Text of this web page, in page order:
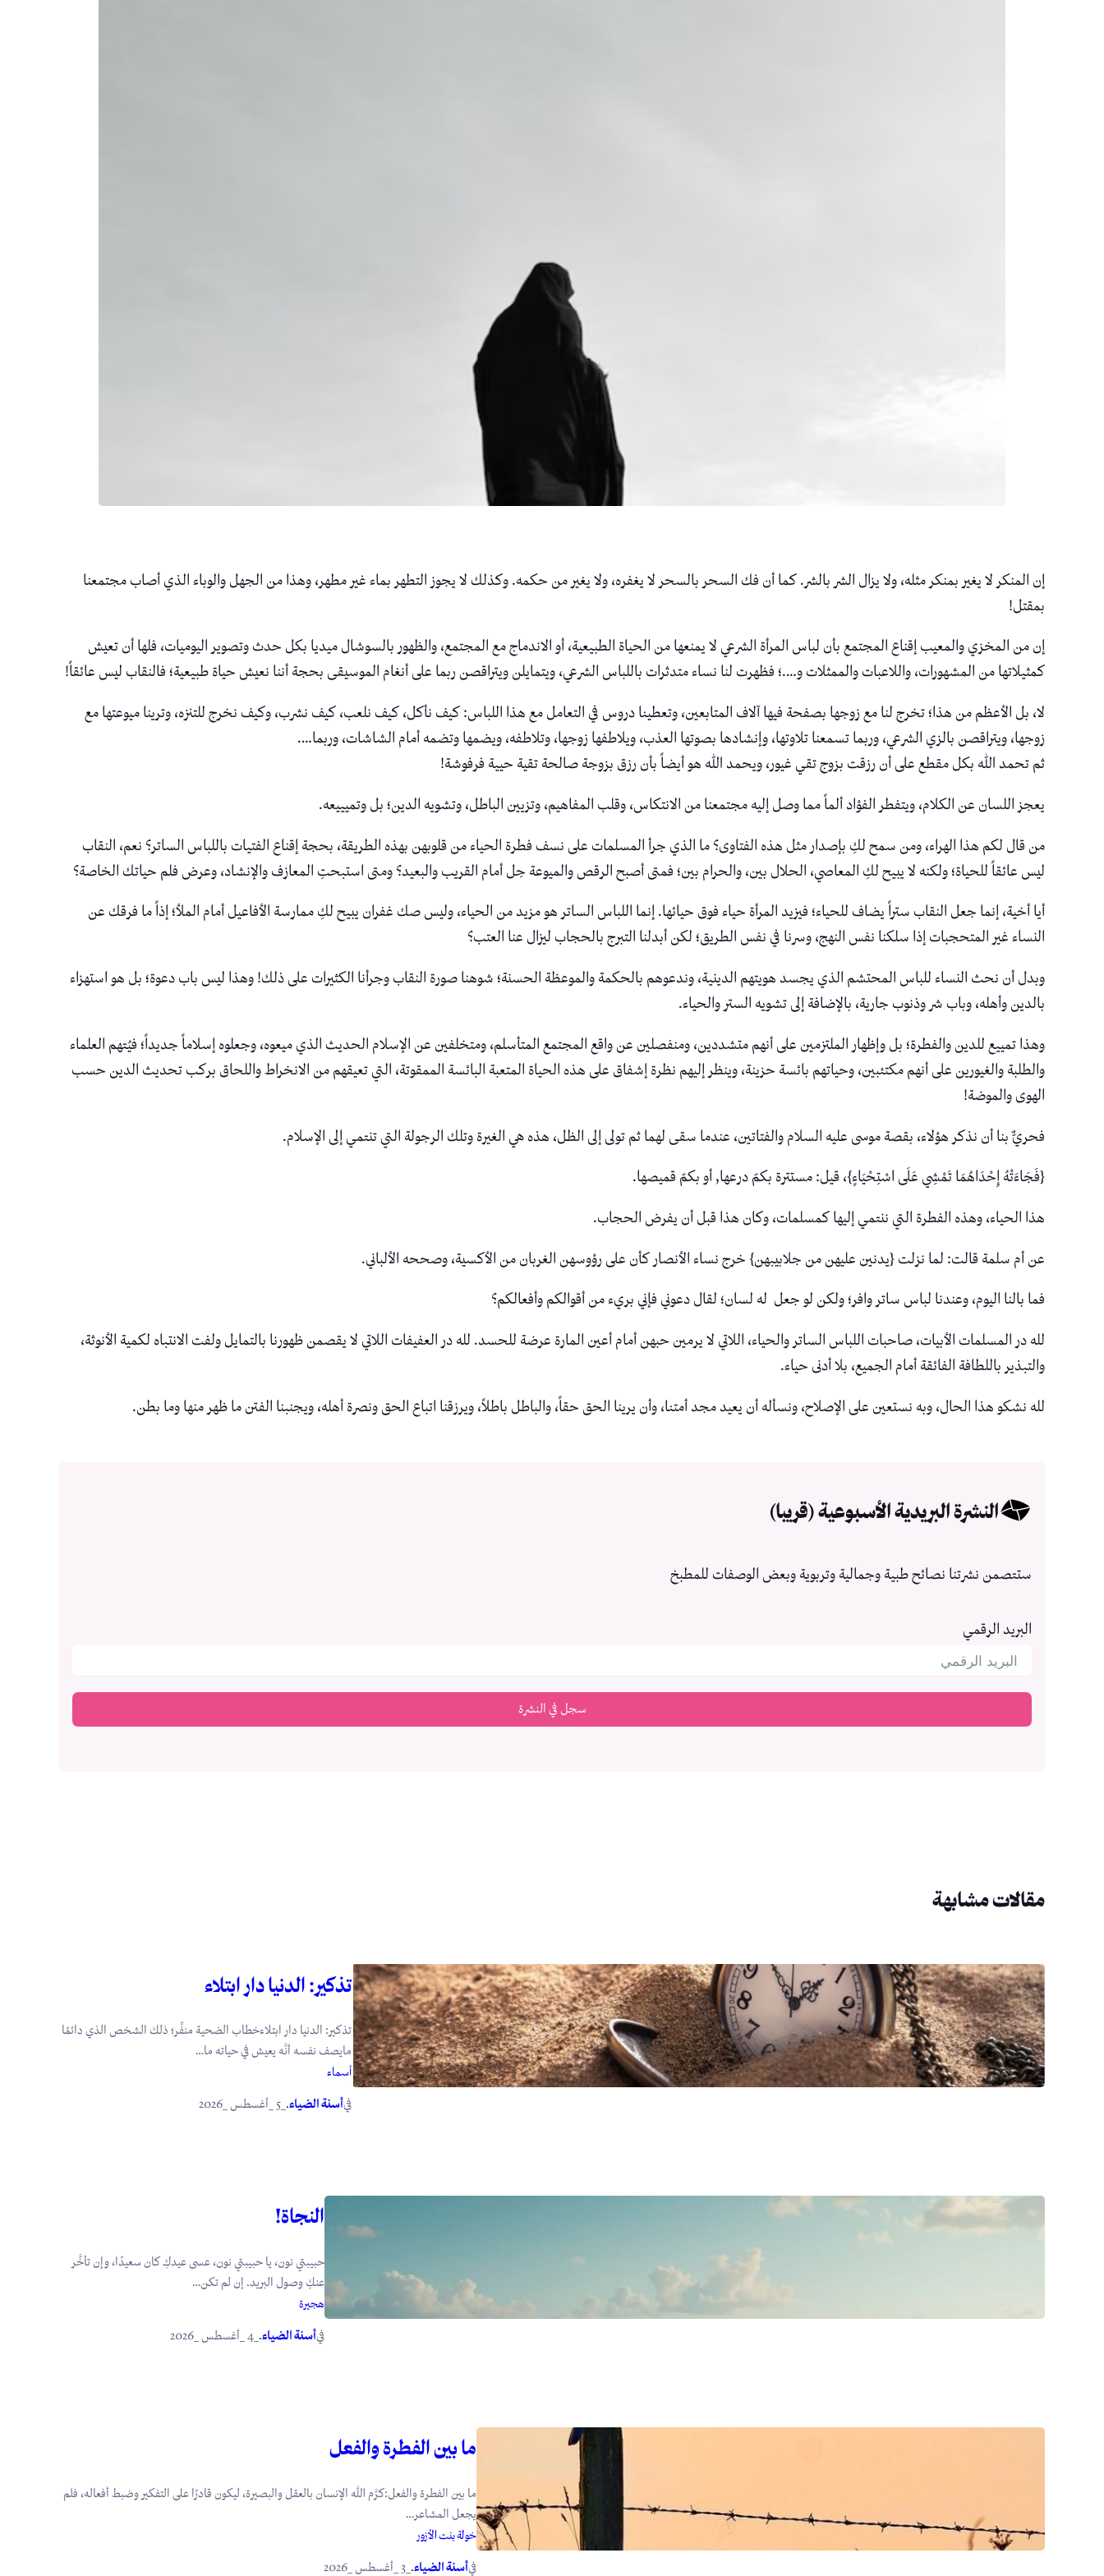
إن المنكر لا يغير بمنكر مثله، ولا يزال الشر بالشر. كما أن فك السحر بالسحر لا يغفره، ولا يغير من حكمه. وكذلك لا يجوز التطهر بماء غير مطهر، وهذا من الجهل والوباء الذي أصاب مجتمعنا
بمقتل!
إن من المخزي والمعيب إقناع المجتمع بأن لباس المرأة الشرعي لا يمنعها من الحياة الطبيعية، أو الاندماج مع المجتمع، والظهور بالسوشال ميديا بكل حدث وتصوير اليوميات، فلها أن تعيش
كمثيلاتها من المشهورات، واللاعبات والممثلات و….؛ فظهرت لنا نساء متدثرات باللباس الشرعي، ويتمايلن ويتراقصن ربما على أنغام الموسيقى بحجة أننا نعيش حياة طبيعية؛ فالنقاب ليس عائقاً!
لا، بل الأعظم من هذا؛ تخرج لنا مع زوجها بصفحة فيها آلاف المتابعين، وتعطينا دروس في التعامل مع هذا اللباس: كيف نأكل، كيف نلعب، كيف نشرب، وكيف نخرج للتنزه، وترينا ميوعتها مع
زوجها، ويتراقصن بالزي الشرعي، وربما تسمعنا تلاوتها، وإنشادها بصوتها العذب، ويلاطفها زوجها، وتلاطفه، ويضمها وتضمه أمام الشاشات، وربما….
ثم تحمد الله بكل مقطع على أن رزقت بزوج تقي غيور، ويحمد الله هو أيضاً بأن رزق بزوجة صالحة تقية حيية فرفوشة!
يعجز اللسان عن الكلام، ويتفطر الفؤاد ألماً مما وصل إليه مجتمعنا من الانتكاس، وقلب المفاهيم، وتزيين الباطل، وتشويه الدين؛ بل وتميييعه.
من قال لكم هذا الهراء، ومن سمح لكِ بإصدار مثل هذه الفتاوى؟ ما الذي جرأ المسلمات على نسف فطرة الحياء من قلوبهن بهذه الطريقة، بحجة إقناع الفتيات باللباس الساتر؟ نعم، النقاب
ليس عائقاً للحياة؛ ولكنه لا يبيح لكِ المعاصي، الحلال بين، والحرام بين؛ فمتى أصبح الرقص والميوعة حِل أمام القريب والبعيد؟ ومتى استبحتِ المعازف والإنشاد، وعرض فلم حياتك الخاصة؟
أيا أخية، إنما جعل النقاب ستراً يضاف للحياء؛ فيزيد المرأة حياء فوق حيائها. إنما اللباس الساتر هو مزيد من الحياء، وليس صك غفران يبيح لكِ ممارسة الأفاعيل أمام الملأ؛ إذاً ما فرقك عن
النساء غير المتحجبات إذا سلكنا نفس النهج، وسرنا في نفس الطريق؛ لكن أبدلنا التبرج بالحجاب ليزال عنا العتب؟
وبدل أن نحث النساء للباس المحتشم الذي يجسد هويتهم الدينية، وندعوهم بالحكمة والموعظة الحسنة؛ شوهنا صورة النقاب وجرأنا الكثيرات على ذلك! وهذا ليس باب دعوة؛ بل هو استهزاء
بالدين وأهله، وباب شر وذنوب جارية، بالإضافة إلى تشويه الستر والحياء.
وهذا تمييع للدين والفطرة؛ بل وإظهار الملتزمين على أنهم متشددين، ومنفصلين عن واقع المجتمع المتأسلم، ومتخلفين عن الإسلام الحديث الذي ميعوه، وجعلوه إسلاماً جديداً؛ فيُتهم العلماء
والطلبة والغيورين على أنهم مكتئبين، وحياتهم بائسة حزينة، وينظر إليهم نظرة إشفاق على هذه الحياة المتعبة البائسة الممقوتة، التي تعيقهم من الانخراط واللحاق بركب تحديث الدين حسب
الهوى والموضة!
فحريٌّ بنا أن نذكر هؤلاء، بقصة موسى عليه السلام والفتاتين، عندما سقى لهما ثم تولى إلى الظل، هذه هي الغيرة وتلك الرجولة التي تنتمي إلى الإسلام.
{فَجَاءَتْهُ إِحْدَاهُمَا تَمْشِي عَلَى اسْتِحْيَاءٍ}، قيل: مستترة بكمّ درعها, أو بكمّ قميصها.
هذا الحياء، وهذه الفطرة التي ننتمي إليها كمسلمات، وكان هذا قبل أن يفرض الحجاب.
عن أم سلمة قالت: لما نزلت {يدنين عليهن من جلابيبهن} خرج نساء الأنصار كأن على رؤوسهن الغربان من الأكسية، وصححه الألباني.
فما بالنا اليوم، وعندنا لباس ساتر وافر؛ ولكن لو جعل له لسان؛ لقال دعوني فإني بريء من أقوالكم وأفعالكم؟
لله در المسلمات الأبيات، صاحبات اللباس الساتر والحياء، اللاتي لا يرمين حبهن أمام أعين المارة عرضة للحسد. لله در العفيفات اللاتي لا يقصمن ظهورنا بالتمايل ولفت الانتباه لكمية الأنوثة،
والتبذير باللطافة الفائقة أمام الجميع، بلا أدنى حياء.
لله نشكو هذا الحال، وبه نستعين على الإصلاح، ونسأله أن يعيد مجد أمتنا، وأن يرينا الحق حقاً، والباطل باطلاً، ويرزقنا اتباع الحق ونصرة أهله، ويجنبنا الفتن ما ظهر منها وما بطن.
النشرة البريدية الأسبوعية (قريبا)
ستتصمن نشرتنا نصائح طبية وجمالية وتربوية وبعض الوصفات للمطبخ
البريد الرقمي
سجل في النشرة
مقالات مشابهة
تذكير: الدنيا دار ابتلاء
تذكير: الدنيا دار ابتلاءخطاب الضحية منفِّر؛ ذلك الشخص الذي دائمًا
مايصف نفسه أنَّه يعيش في حياته ما…
أسماء
فيأسنة الضياء.
النجاة!
حبيبتي نون، يا حبيبتي نون، عسى عيدكِ كان سعيدًا، وإن تأخَّر
عنكِ وصول البريد. إن لم تكن…
هجيرة
فيأسنة الضياء.
ما بين الفطرة والفعل
ما بين الفطرة والفعل:كرَّم الله الإنسان بالعقل والبصيرة، ليكون قادرًا على التفكير وضبط أفعاله، فلم
يجعل المشاعر…
خولة بنت الأزور
فيأسنة الضياء. _3 _أغسطس _2026